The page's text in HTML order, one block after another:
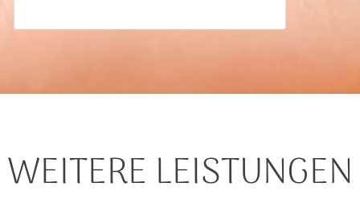
WEITERE LEISTUNGEN